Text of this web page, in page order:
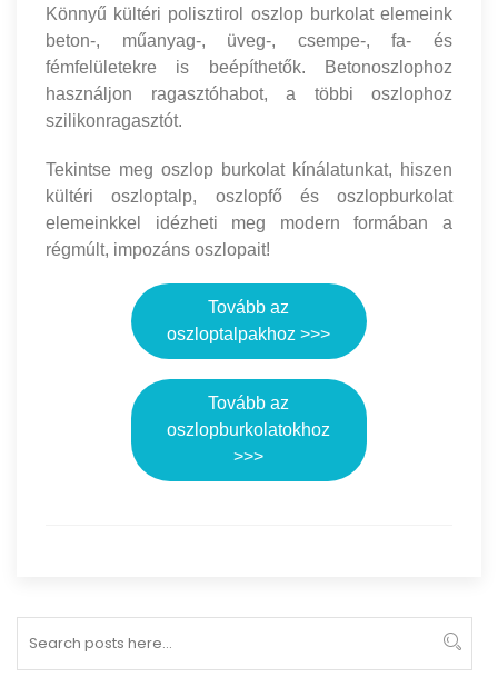
Könnyű kültéri polisztirol oszlop burkolat elemeink
beton-, műanyag-, üveg-, csempe-, fa- és
fémfelületekre is beépíthetők. Betonoszlophoz
használjon ragasztóhabot, a többi oszlophoz
szilikonragasztót.
Tekintse meg oszlop burkolat kínálatunkat, hiszen
kültéri oszloptalp, oszlopfő és oszlopburkolat
elemeinkkel idézheti meg modern formában a
régmúlt, impozáns oszlopait!
Tovább az
oszloptalpakhoz >>>
Tovább az
oszlopburkolatokhoz
>>>